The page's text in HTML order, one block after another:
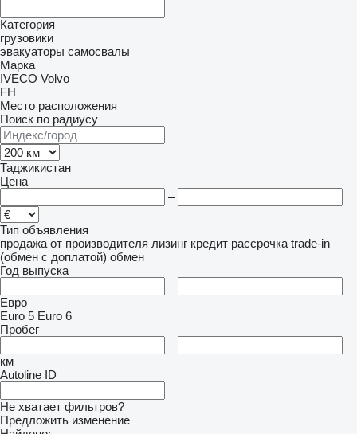
Категория
грузовики
эвакуаторы самосвалы
Марка
IVECO Volvo
FH
Место расположения
Поиск по радиусу
Таджикистан
Цена
–
Тип объявления
продажа от производителя лизинг кредит рассрочка trade-in
(обмен с доплатой) обмен
Год выпуска
–
Евро
Euro 5 Euro 6
Пробег
–
км
Autoline ID
Не хватает фильтров?
Предложить изменение